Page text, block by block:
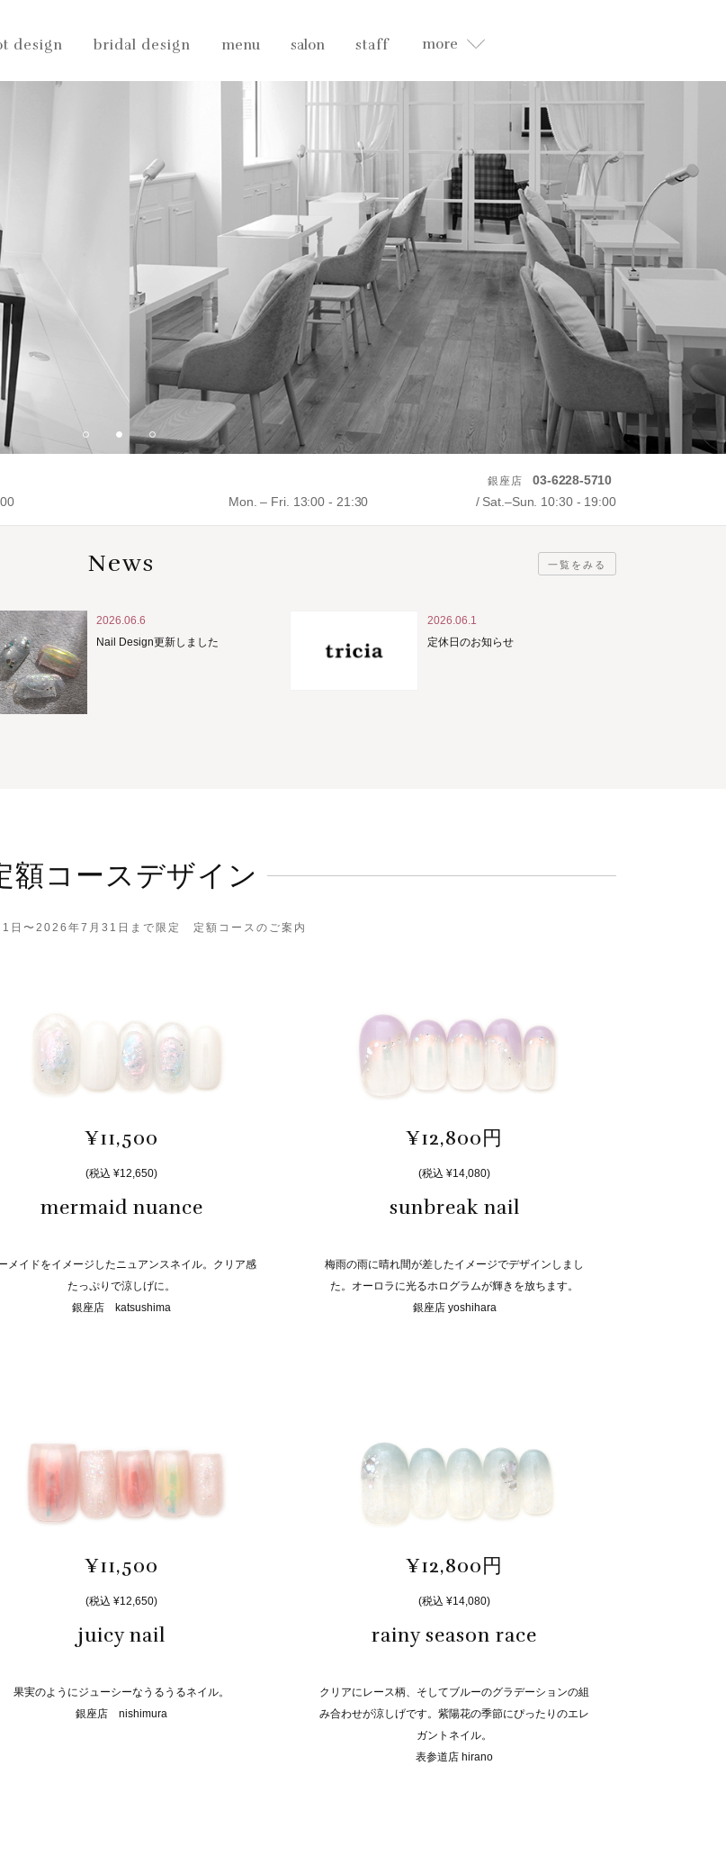
design bridal design menu salon staff more
銀座店 03-6228-5710
Mon. – Fri. 13:00 - 21:30 Sat.–Sun. 10:30 - 19:00
News 一覧をみる
2026.06.6
Nail Design更新しました
2026.06.1
定休日のお知らせ
額コースデザイン
日〜2026年7月31日まで限定 定額コースのご案内
¥11,500
(税込 ¥12,650)
mermaid nuance
メイドをイメージしたニュアンスネイル。クリア感
たっぷりで涼しげに。
銀座店 katsushima
¥12,800円
(税込 ¥14,080)
sunbreak nail
梅雨の雨に晴れ間が差したイメージでデザインしまし
た。オーロラに光るホログラムが輝きを放ちます。
銀座店 yoshihara
¥11,500
(税込 ¥12,650)
juicy nail
果実のようにジューシーなうるうるネイル。
銀座店 nishimura
¥12,800円
(税込 ¥14,080)
rainy season race
クリアにレース柄、そしてブルーのグラデーションの組
み合わせが涼しげです。紫陽花の季節にぴったりのエレ
ガントネイル。
表参道店 hirano